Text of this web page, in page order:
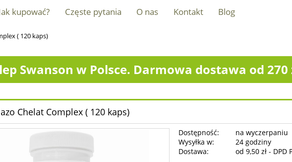
kupować? Częste pytania O nas Kontakt Blog
( 120 kaps)
Swanson w Polsce. Darmowa dostawa od 270
Chelat Complex ( 120 kaps)
Dostępność:
na wyczerpaniu
Wysyłka w:
24 godziny
Dostawa:
od 9,50 zł - DPD